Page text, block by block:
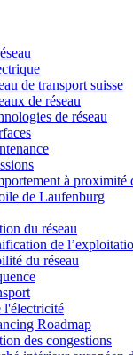
de transport suisse
de réseau
de réseau
à proximité
de Laufenburg
du réseau
de
du réseau
l'électricité
Roadmap
des congestions